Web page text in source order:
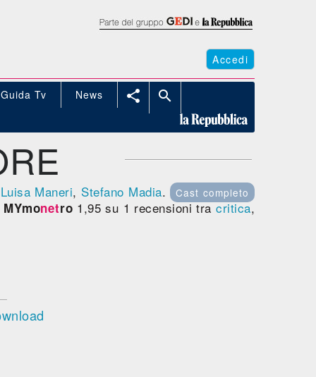
Accedi
Guida Tv News  
Luisa Maneri, Stefano Madia. Cast completo
MYmonetro 1,95 su 1 recensioni tracritica,